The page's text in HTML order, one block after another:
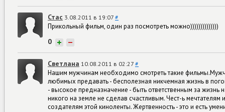
Стас 3.08.2011 в 19:07 #
Прикольный фильм, один раз посмотреть можно))))))))))))))
0 + −
Светлана 10.08.2011 в 02:27 #
Нашим мужчинам необходимо смотреть такие
любимых предавать - бесполезная никчемная жизнь в
- высокое предназначение - быть ответственным за жизнь
никого на земле не сделав счастливым. Чест-ь
создателям этой киноленты. Жертвенность - это и есть